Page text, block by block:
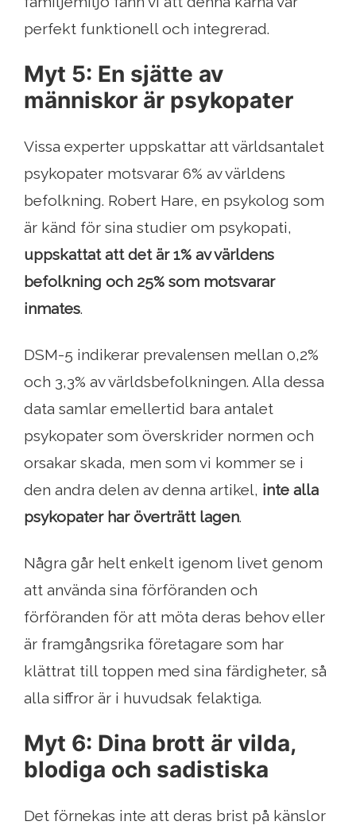
perfekt funktionell och integrerad.
Myt 5: En sjätte av
människor är psykopater
Vissa experter uppskattar att världsantalet
psykopater motsvarar 6% av världens
befolkning. Robert Hare, en psykolog som
är känd för sina studier om psykopati,
uppskattat att det är 1% av världens
befolkning och 25% som motsvarar
inmates.
DSM-5 indikerar prevalensen mellan 0,2%
och 3,3% av världsbefolkningen. Alla dessa
data samlar emellertid bara antalet
psykopater som överskrider normen och
orsakar skada, men som vi kommer se i
den andra delen av denna artikel, inte alla
psykopater har överträtt lagen.
Några går helt enkelt igenom livet genom
att använda sina förföranden och
förföranden för att möta deras behov eller
är framgångsrika företagare som har
klättrat till toppen med sina färdigheter, så
alla siffror är i huvudsak felaktiga.
Myt 6: Dina brott är vilda,
blodiga och sadistiska
Det förnekas inte att deras brist på känslor